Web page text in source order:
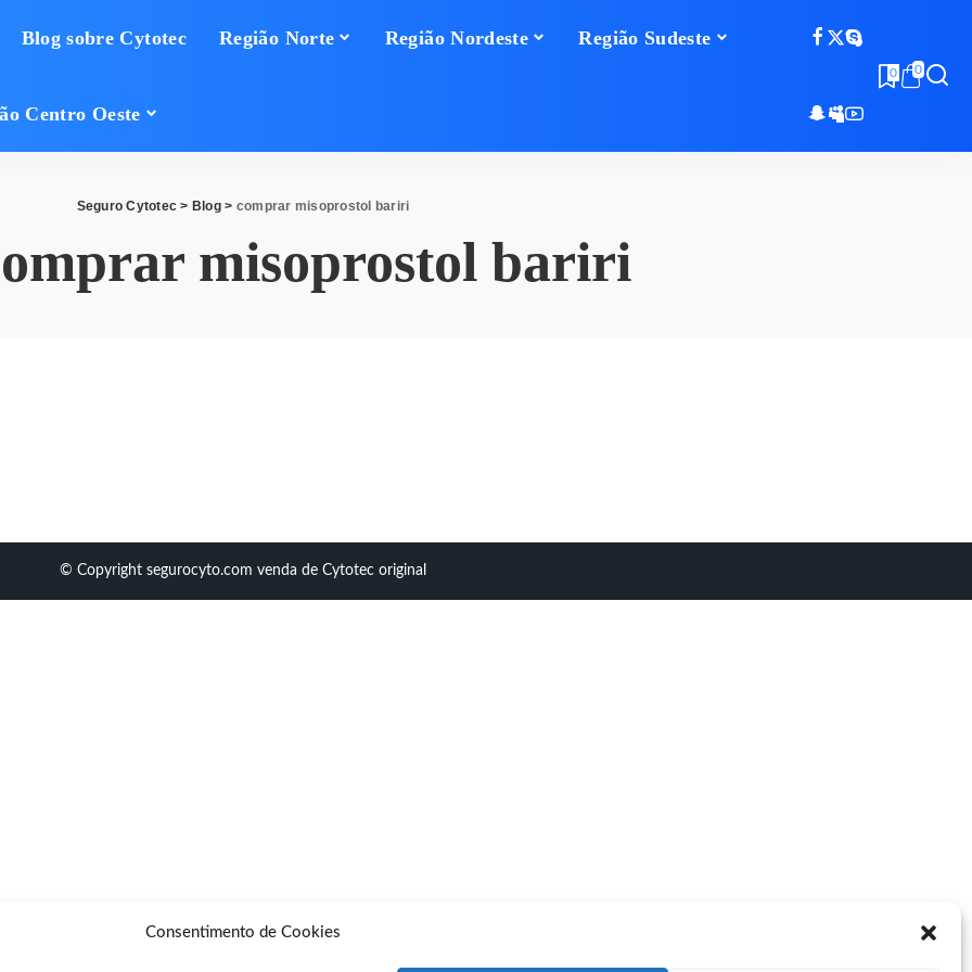
Consentimento de Cookies
Blog sobre Cytotec Região Norte Região Nordeste Região Sudeste
Centro Oeste
0 0
Seguro Cytotec > Blog> comprar misoprostol bariri
misoprostol bariri
© Copyright segurocyto.com venda de Cytotec original